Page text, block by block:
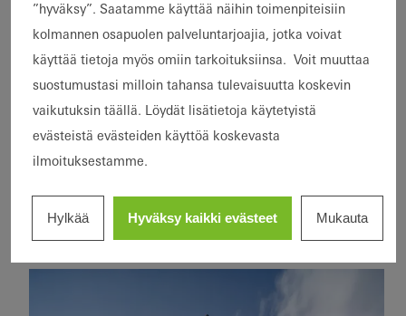
ja
monikäyttöiset
rakennukset
Uudisrakentaminen
Deutschlandhaus
Kerrostalot
Wohnkomplex an der
Corellistraße
”hyväksy”. Saatamme käyttää näihin toimenpiteisiin
kolmannen osapuolen palveluntarjoajia, jotka voivat
käyttää tietoja myös omiin tarkoituksiinsa. Voit muuttaa
suostumustasi milloin tahansa tulevaisuutta koskevin
vaikutuksin täällä. Löydät lisätietoja käytetyistä
evästeistä evästeiden käyttöä koskevasta
ilmoituksestamme.
Hylkää Hyväksy kaikki evästeet Mukauta